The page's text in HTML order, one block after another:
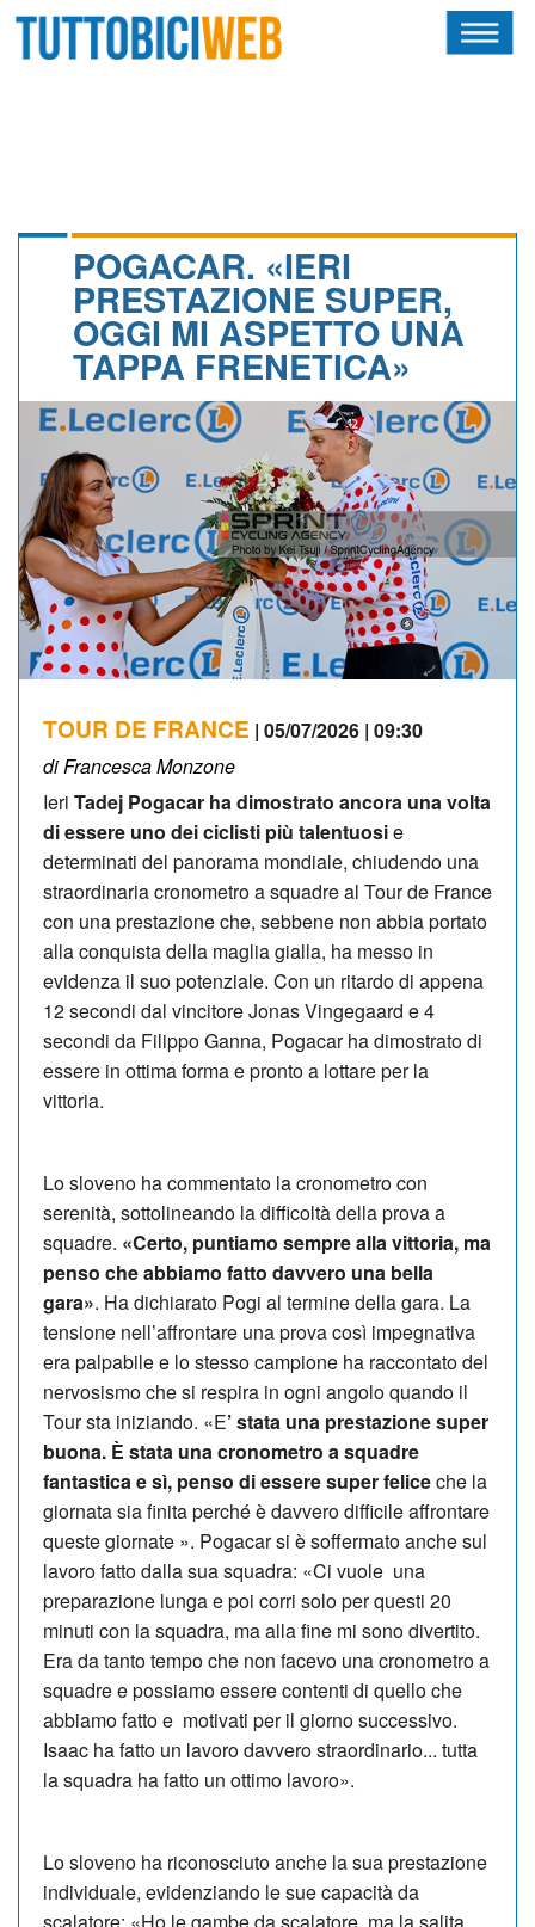
CALENDARIO
ALBI D'ORO
NEWSLETTER
POGACAR. «IERI
PRESTAZIONE SUPER,
OGGI MI ASPETTO UNA
TAPPA FRENETICA»
TOUR DE FRANCE | 05/07/2026 | 09:30
di Francesca Monzone
Ieri Tadej Pogacar ha dimostrato ancora una volta
di essere uno dei ciclisti più talentuosie
determinati del panorama mondiale, chiudendo una
straordinaria cronometro a squadre al Tour de France
con una prestazione che, sebbene non abbia portato
alla conquista della maglia gialla, ha messo in
evidenza il suo potenziale. Con un ritardo di appena
12 secondi dal vincitore Jonas Vingegaard e 4
secondi da Filippo Ganna, Pogacar ha dimostrato di
essere in ottima forma e pronto a lottare per la
vittoria.
Lo sloveno ha commentato la cronometro con
serenità, sottolineando la difficoltà della prova a
squadre. «Certo, puntiamo sempre alla vittoria, ma
penso che abbiamo fatto davvero una bella
gara». Ha dichiarato Pogi al termine della gara. La
tensione nell’affrontare una prova così impegnativa
era palpabile e lo stesso campione ha raccontato del
nervosismo che si respira in ogni angolo quando il
Tour sta iniziando. «E’ stata una prestazione super
buona. È stata una cronometro a squadre
fantastica e sì, penso di essere super feliceche la
giornata sia finita perché è davvero difficile affrontare
queste giornate ». Pogacar si è soffermato anche sul
lavoro fatto dalla sua squadra: «Ci vuole una
preparazione lunga e poi corri solo per questi 20
minuti con la squadra, ma alla fine mi sono divertito.
Era da tanto tempo che non facevo una cronometro a
squadre e possiamo essere contenti di quello che
abbiamo fatto e motivati ​​per il giorno successivo.
Isaac ha fatto un lavoro davvero straordinario... tutta
la squadra ha fatto un ottimo lavoro».
Lo sloveno ha riconosciuto anche la sua prestazione
individuale, evidenziando le sue capacità da
scalatore: «Ho le gambe da scalatore, ma la salita